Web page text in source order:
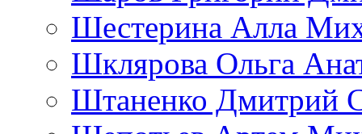
Шестерина Алла
Шклярова Ольга
Штаненко Дмитрий